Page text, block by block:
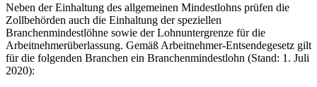
Neben der Einhaltung des allgemeinen Mindestlohns prüfen die
Zollbehörden auch die Einhaltung der speziellen
Branchenmindestlöhne sowie der Lohnuntergrenze für die
Arbeitnehmerüberlassung. Gemäß Arbeitnehmer-Entsendegesetz gilt
für die folgenden Branchen ein Branchenmindestlohn (Stand: 1. Juli
2020):